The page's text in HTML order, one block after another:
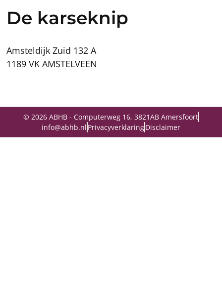
De karseknip
Amsteldijk Zuid 132 A
1189 VK AMSTELVEEN
© 2026 ABHB - Computerweg 16, 3821AB Amersfoort
info@abhb.nl PrivacyverklaringDisclaimer